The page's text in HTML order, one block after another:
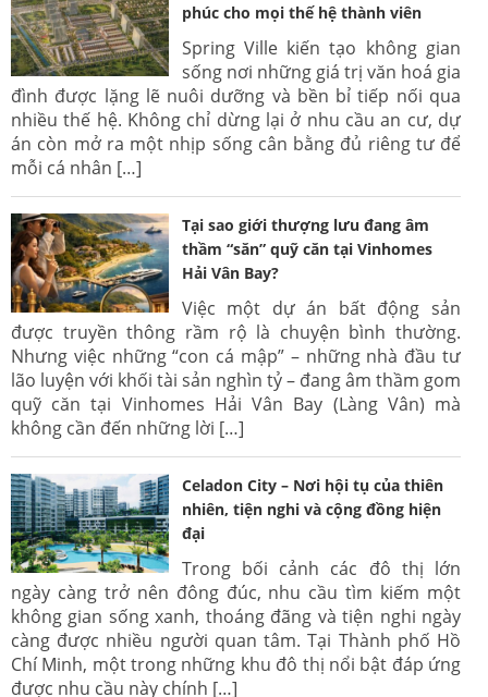
phúc cho mọi thế hệ thành viên
Spring Ville kiến tạo không gian
sống nơi những giá trị văn hoá gia
đình được lặng lẽ nuôi dưỡng và bền bỉ tiếp nối qua
nhiều thế hệ. Không chỉ dừng lại ở nhu cầu an cư, dự
án còn mở ra một nhịp sống cân bằng đủ riêng tư để
mỗi cá nhân […]
Tại sao giới thượng lưu đang âm
thầm “săn” quỹ căn tại Vinhomes
Hải Vân Bay?
Việc một dự án bất động sản
được truyền thông rầm rộ là chuyện bình thường.
Nhưng việc những “con cá mập” – những nhà đầu tư
lão luyện với khối tài sản nghìn tỷ – đang âm thầm gom
quỹ căn tại Vinhomes Hải Vân Bay (Làng Vân) mà
không cần đến những lời […]
Celadon City – Nơi hội tụ của thiên
nhiên, tiện nghi và cộng đồng hiện
đại
Trong bối cảnh các đô thị lớn
ngày càng trở nên đông đúc, nhu cầu tìm kiếm một
không gian sống xanh, thoáng đãng và tiện nghi ngày
càng được nhiều người quan tâm. Tại Thành phố Hồ
Chí Minh, một trong những khu đô thị nổi bật đáp ứng
được nhu cầu này chính […]